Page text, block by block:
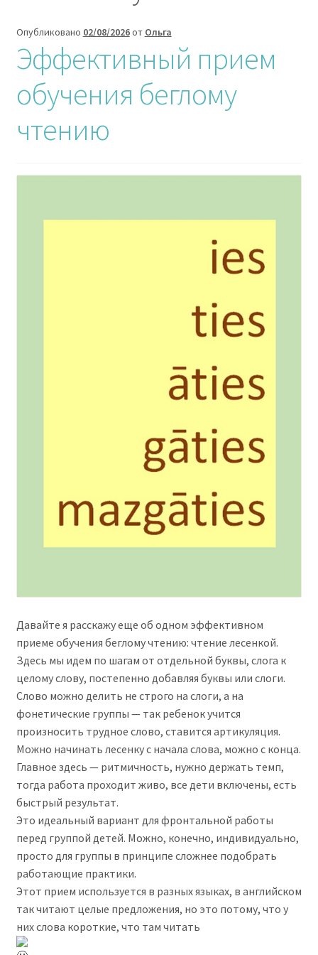
О ПРОЕКТЕ
КОНТАКТЫ
Опубликовано 02/08/2026от Ольга
Эффективный прием
обучения беглому
чтению
Давайте я расскажу еще об одном эффективном
приеме обучения беглому чтению: чтение лесенкой.
Здесь мы идем по шагам от отдельной буквы, слога к
целому слову, постепенно добавляя буквы или слоги.
Слово можно делить не строго на слоги, а на
фонетические группы — так ребенок учится
произносить трудное слово, ставится артикуляция.
Можно начинать лесенку с начала слова, можно с конца.
Главное здесь — ритмичность, нужно держать темп,
тогда работа проходит живо, все дети включены, есть
быстрый результат.
Это идеальный вариант для фронтальной работы
перед группой детей. Можно, конечно, индивидуально,
просто для группы в принципе сложнее подобрать
работающие практики.
Этот прием используется в разных языках, в английском
так читают целые предложения, но это потому, что у
них слова короткие, что там читать